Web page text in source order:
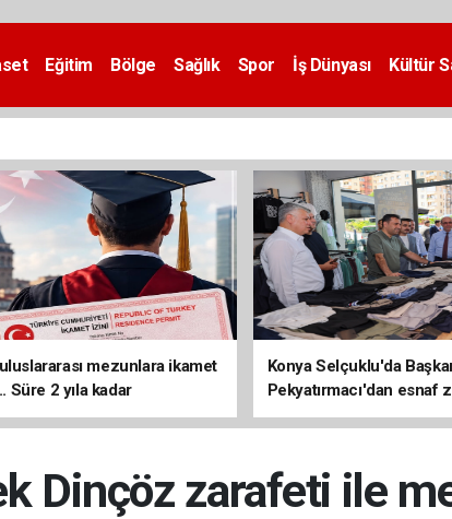
Eğitim Bölge Sağlık Spor İş Dünyası Kültür
mezunlara ikamet
Süre 2 yıla kadar
Konya Selçuklu'da
Pekyatırmacı'dan esnaf
Dinçöz zarafeti ile